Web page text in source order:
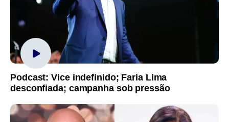
Podcast: Vice indefinido; Faria Lima
desconfiada; campanha sob pressão